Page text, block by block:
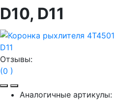
D10, D11
Отзывы:
(0 )
Аналогичные артикулы: